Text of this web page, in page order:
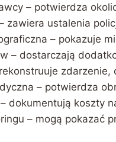
– potwierdza
zawiera ustalenia
– pokazuje
– dostarczają
zdarzenie,
– potwierdza
dokumentują koszty
– mogą pokazać